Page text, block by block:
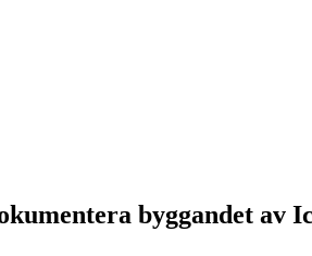
byggandet av